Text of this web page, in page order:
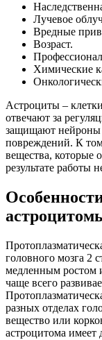
Лучевое
Вредные
Возраст.
Химические
Астроциты –
отвечают за
защищают нейроны
повреждений. К
вещества, которые
результате работы
головного мозга 2
медленным ростом
чаще всего
разных отделах
вещество или
астроцитома имеет